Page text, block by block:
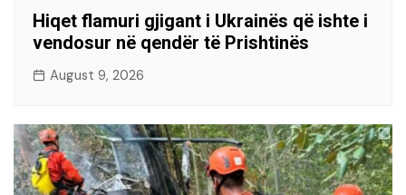
Hiqet flamuri gjigant i Ukrainës që ishte i
vendosur në qendër të Prishtinës
August 9, 2026